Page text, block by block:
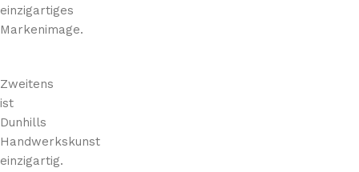
einzigartiges
Markenimage.
Zweitens
ist
Dunhills
Handwerkskunst
einzigartig.